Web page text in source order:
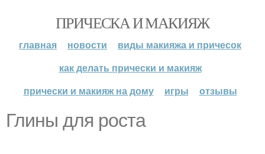
ПРИЧЕСКА И МАКИЯЖ
главная новости
виды макияжа и причесок
как делать прически и макияж
прически и макияж на дому
игры отзывы
Глины для роста